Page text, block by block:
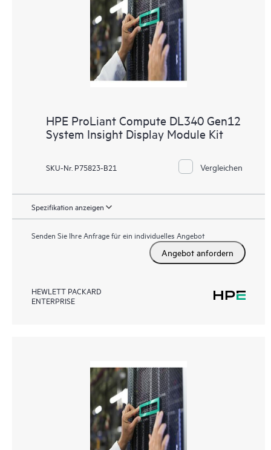
HPE ProLiant Compute DL340 Gen12
System Insight Display Module Kit
SKU-Nr. P75823-B21 Vergleichen
Spezifikation anzeigen
Senden Sie Ihre Anfrage für ein individuelles Angebot
Angebot anfordern
HEWLETT PACKARD
ENTERPRISE